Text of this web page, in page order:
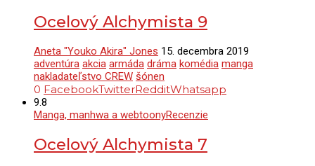
Ocelový Alchymista 9
Aneta "Youko Akira" Jones 15. decembra 2019
adventúra akcia armáda dráma komédia manga
nakladateľstvo CREW šónen
0 FacebookTwitterRedditWhatsapp
9.8
Manga, manhwa a webtoonyRecenzie
Ocelový Alchymista 7